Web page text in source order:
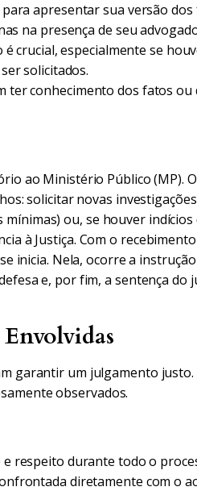
apresentar sua versão
na presença de seu
é crucial, especialmente se
solicitados.
ter conhecimento dos fatos ou
ao Ministério Público (MP).
solicitar novas
ou, se houver indícios
à Justiça. Com o
inicia. Nela, ocorre a
e, por fim, a sentença do
garantir um julgamento justo.
observados.
respeito durante todo o
diretamente com o